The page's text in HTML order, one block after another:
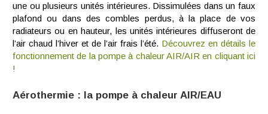
une ou plusieurs unités intérieures. Dissimulées dans un faux
plafond ou dans des combles perdus, à la place de vos
radiateurs ou en hauteur, les unités intérieures diffuseront de
l’air chaud l’hiver et de l’air frais l’été. Découvrez en détails le
fonctionnement de la pompe à chaleur AIR/AIR en cliquant ici
!
Aérothermie : la pompe à chaleur AIR/EAU